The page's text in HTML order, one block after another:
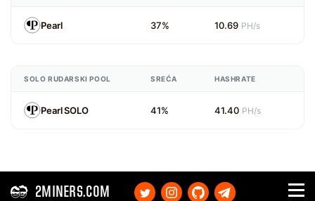
Pearl 37% 10.69 PH/s
SOLO RUDARSKI POOL SREĆA HASHRATE
Pearl SOLO 41% 41.40 PH/s
2MINERS.COM